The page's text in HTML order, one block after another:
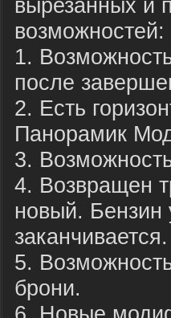
вырезанных и
возможностей:
1.
после
2. Есть
Панорамик
3.
4. Возвращен
новый. Бензин
заканчивается.
5.
брони.